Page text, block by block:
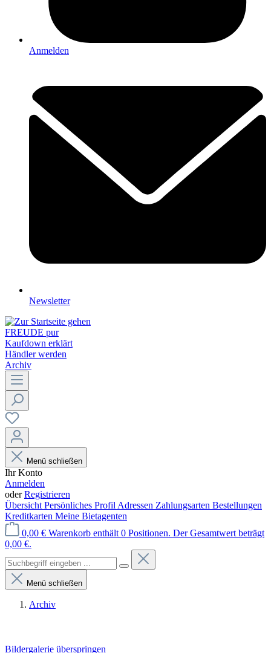
Anmelden
Newsletter
FREUDE pur
Kaufdown erklärt
Händler werden
Archiv
Menü schließen
Ihr Konto
Anmelden
oderRegistrieren
Übersicht Persönliches Profil Adressen Zahlungsarten Bestellungen
Kreditkarten Meine Bietagenten
0,00 € Warenkorb enthält 0 Positionen. Der Gesamtwert beträgt
0,00 €.
Menü schließen
Archiv
Bildergalerie überspringen